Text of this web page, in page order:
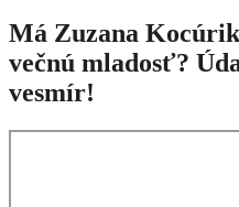
Má Zuzana
večnú mladosť?
vesmír!